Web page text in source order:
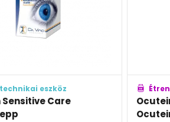
kiegészítő
Brillant kapszula 120x +
Sensitive Care 15 ml